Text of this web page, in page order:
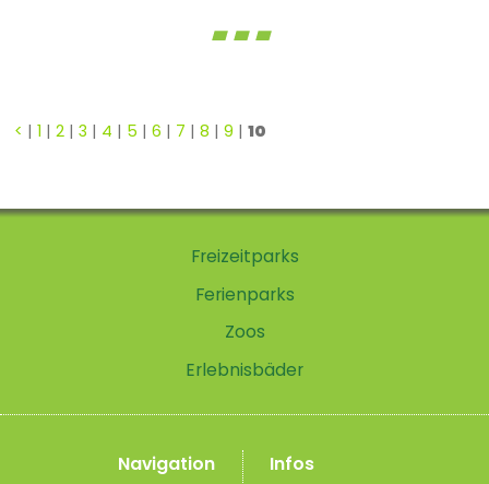
< | 1 | 2| 3 | 4 | 5 | 6 | 7 | 8 | 9 | 10
Freizeitparks
Ferienparks
Zoos
Erlebnisbäder
Navigation
Infos